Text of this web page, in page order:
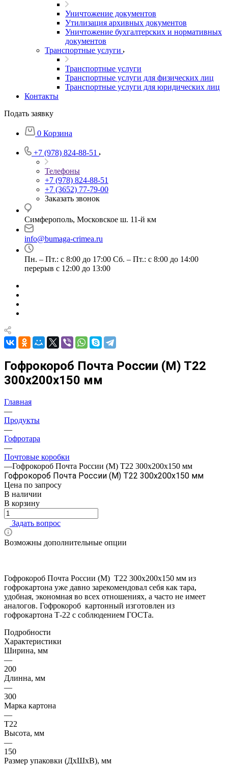
Уничтожение документов
Утилизация архивных документов
Уничтожение бухгалтерских и нормативных
документов
Транспортные услуги
Транспортные услуги
Транспортные услуги для физических лиц
Транспортные услуги для юридических лиц
Контакты
Подать заявку
0 Корзина
+7 (978) 824-88-51
Телефоны
+7 (978) 824-88-51
+7 (3652) 77-79-00
Заказать звонок
Симферополь, Московское ш. 11-й км
info@bumaga-crimea.ru
Пн. – Пт.: с 8:00 до 17:00 Сб. – Пт.: с 8:00 до 14:00
перерыв с 12:00 до 13:00
Гофрокороб Почта России (M) Т22
300x200x150 мм
Главная
—
Продукты
—
Гофротара
—
Почтовые коробки
—Гофрокороб Почта России (M) Т22 300x200x150 мм
Гофрокороб Почта России (M) Т22 300x200x150 мм
Цена по запросу
В наличии
В корзину
Задать вопрос
Возможны дополнительные опции
Гофрокороб Почта России (M) Т22 300x200x150 мм из
гофрокартона уже давно зарекомендовал себя как тара,
удобная, экономная во всех отношениях, а часто не имеет
аналогов. Гофрокороб картонный изготовлен из
гофрокартона Т-22 с соблюдением ГОСТа.
Подробности
Характеристики
Ширина, мм
—
200
Длинна, мм
—
300
Марка картона
—
Т22
Высота, мм
—
150
Размер упаковки (ДхШхВ), мм